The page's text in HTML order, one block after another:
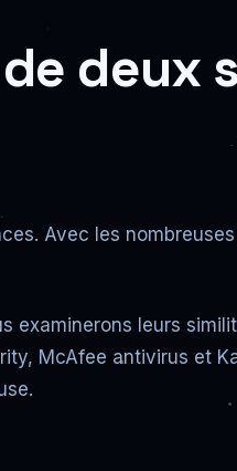
deux
Avec les nombreuses
examinerons leurs
McAfee antivirus et